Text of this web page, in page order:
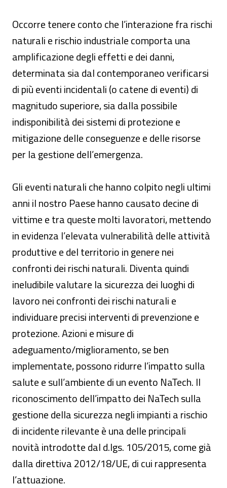
Occorre tenere conto che l’interazione fra rischi
naturali e rischio industriale comporta una
amplificazione degli effetti e dei danni,
determinata sia dal contemporaneo verificarsi
di più eventi incidentali (o catene di eventi) di
magnitudo superiore, sia dalla possibile
indisponibilità dei sistemi di protezione e
mitigazione delle conseguenze e delle risorse
per la gestione dell’emergenza.
Gli eventi naturali che hanno colpito negli ultimi
anni il nostro Paese hanno causato decine di
vittime e tra queste molti lavoratori, mettendo
in evidenza l’elevata vulnerabilità delle attività
produttive e del territorio in genere nei
confronti dei rischi naturali. Diventa quindi
ineludibile valutare la sicurezza dei luoghi di
lavoro nei confronti dei rischi naturali e
individuare precisi interventi di prevenzione e
protezione. Azioni e misure di
adeguamento/miglioramento, se ben
implementate, possono ridurre l’impatto sulla
salute e sull’ambiente di un evento NaTech. Il
riconoscimento dell’impatto dei NaTech sulla
gestione della sicurezza negli impianti a rischio
di incidente rilevante è una delle principali
novità introdotte dal d.lgs. 105/2015, come già
dalla direttiva 2012/18/UE, di cui rappresenta
l’attuazione.